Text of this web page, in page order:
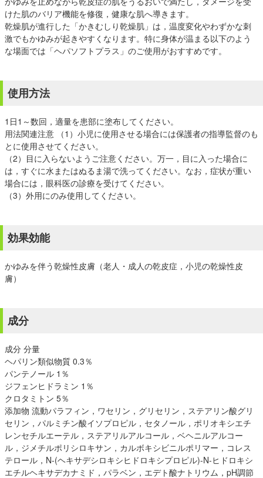
けた肌のバリア機能を修復，健康な肌へ導きます。
乾燥肌が進行した「かきむしり乾燥肌」は，温度変化やわずかな刺
激でもかゆみが起きやすくなります。特に身体が温まる以下のよう
な場面では「ヘパソフトプラス」のご使用がおすすめです。
使用方法
1日1～数回，適量を患部に塗布してください。
用法関連注意 （1）小児に使用させる場合には保護者の指導監督のも
とに使用させてください。
（2）目に入らないようご注意ください。万一，目に入った場合に
は，すぐに水またはぬるま湯で洗ってください。なお，症状が重い
場合には，眼科医の診療を受けてください。
（3）外用にのみ使用してください。
効果効能
かゆみを伴う乾燥性皮膚（老人・成人の乾皮症，小児の乾燥性皮
膚）
成分
成分 分量
ヘパリン類似物質 0.3％
パンテノール 1％
ジフェンヒドラミン 1％
クロタミトン 5％
添加物 流動パラフィン，ワセリン，グリセリン，ステアリン酸グリ
セリン，パルミチン酸イソプロピル，セタノール，ポリオキシエチ
レンセチルエーテル，ステアリルアルコール，ベヘニルアルコー
ル，ジメチルポリシロキサン，カルボキシビニルポリマー，コレス
テロール，N-(ヘキサデシロキシヒドロキシプロピル)-N-ヒドロキシ
エチルヘキサデカナミド，パラベン，エデト酸ナトリウム，pH調節